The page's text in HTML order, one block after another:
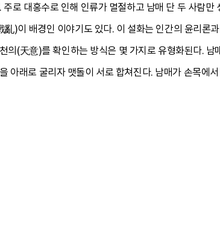
로 대홍수로 인해 인류가 멸절하고 남매 단 두 사람만
)이 배경인 이야기도 있다. 이 설화는 인간의 윤리론
의(天意)를 확인하는 방식은 몇 가지로 유형화된다.
아래로 굴리자 맷돌이 서로 합쳐진다. 남매가 손목에